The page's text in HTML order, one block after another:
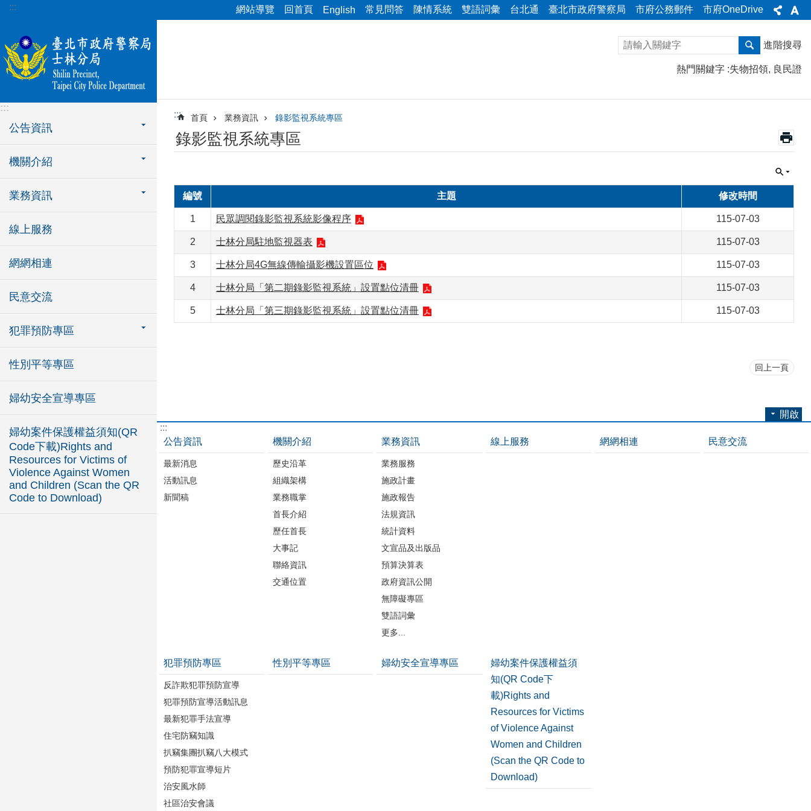
跳到主要內容區塊
::: 網站導覽 回首頁 English 常見問答 陳情系統 雙語詞彙 台北通 臺北市政府警察局 市府公務郵件 市府OneDrive
:::
公告資訊
機關介紹
業務資訊
線上服務
網網相連
民意交流
犯罪預防專區
性別平等專區
婦幼安全宣導專區
婦幼案件保護權益須知(QR
Code下載)Rights and
Resources for Victims of
Violence Against Women
and Children (Scan the QR
Code to Download)
進階搜尋
熱門關鍵字 失物招領 良民證
::: 首頁 業務資訊 錄影監視系統專區
錄影監視系統專區
編號 主題 修改時間
1 民眾調閱錄影監視系統影像程序 115-07-03
2 士林分局駐地監視器表 115-07-03
3 士林分局4G無線傳輸攝影機設置區位 115-07-03
4 士林分局「第二期錄影監視系統」設置點位清冊 115-07-03
5 士林分局「第三期錄影監視系統」設置點位清冊 115-07-03
回上一頁
開啟
:::
公告資訊
最新消息
活動訊息
新聞稿
機關介紹
歷史沿革
組織架構
業務職掌
首長介紹
歷任首長
大事記
聯絡資訊
交通位置
業務資訊
業務服務
施政計畫
施政報告
法規資訊
統計資料
文宣品及出版品
預算決算表
政府資訊公開
無障礙專區
雙語詞彙
更多...
線上服務 網網相連 民意交流
犯罪預防專區
反詐欺犯罪預防宣導
犯罪預防宣導活動訊息
最新犯罪手法宣導
住宅防竊知識
扒竊集團扒竊八大模式
預防犯罪宣導短片
治安風水師
社區治安會議
性別平等專區 婦幼安全宣導專區
婦幼案件保護權益須
知(QR Code下
載)Rights and
Resources for Victims
of Violence Against
Women and Children
(Scan the QR Code to
Download)